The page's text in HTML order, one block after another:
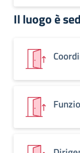
Il luogo è